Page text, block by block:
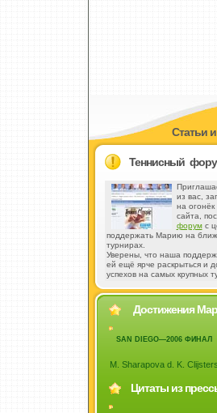
Статьи
Теннисный
из вас,
на огонёк
сайта,
форумс
поддержать Марию на
турнирах.
Уверены, что наша
ей ещё ярче раскрыться и
успехов на самых крупных
Достижения
SAN DIEGO—2006 ФИНАЛ
M. Sharapova d. K.
Цитаты из